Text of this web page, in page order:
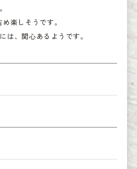
楽しそうです。
は、関心あるようです。